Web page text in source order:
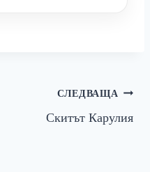
СЛЕДВАЩА
Скитът Карулия